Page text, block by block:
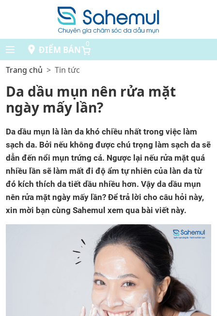
ĐIỂM BÁN
0
Trang chủ Tin tức
Da dầu mụn nên rửa mặt
ngày mấy lần?
Da dầu mụn là làn da khó chiều nhất trong việc làm
sạch da. Bởi nếu không được chú trọng làm sạch da sẽ
dẫn đến nổi mụn trứng cá. Ngược lại nếu rửa mặt quá
nhiều lần sẽ làm mất đi độ ẩm tự nhiên của làn da từ
đó kích thích da tiết dầu nhiều hơn. Vậy da dầu mụn
nên rửa mặt ngày mấy lần? Để trả lời cho câu hỏi này,
xin mời bạn cùng Sahemul xem qua bài viết này.